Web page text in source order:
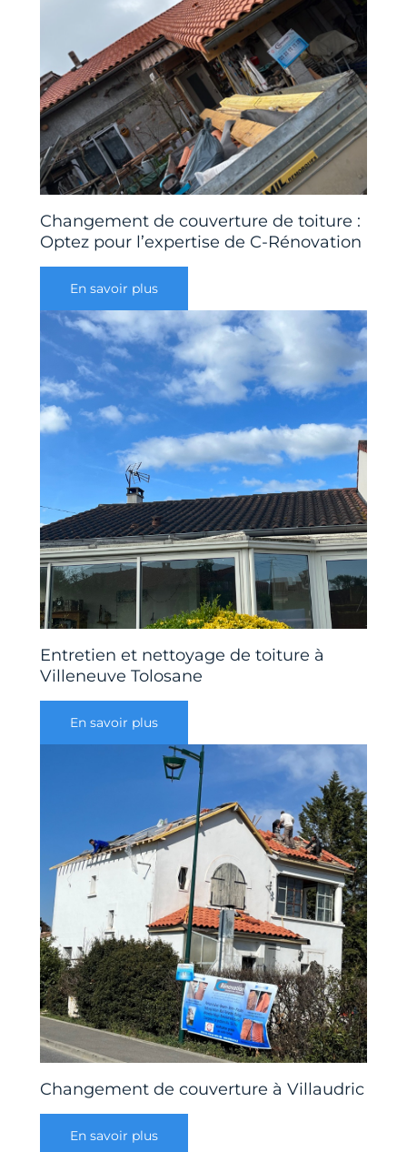
Changement de couverture de toiture :
Optez pour l’expertise de C-Rénovation
En savoir plus
Entretien et nettoyage de toiture à
Villeneuve Tolosane
En savoir plus
Changement de couverture à Villaudric
En savoir plus